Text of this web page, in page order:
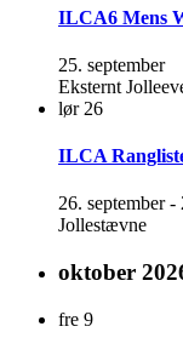
ILCA6 Mens
25. september
Eksternt
lør 26
ILCA
26. september-
Jollestævne
oktober
fre 9